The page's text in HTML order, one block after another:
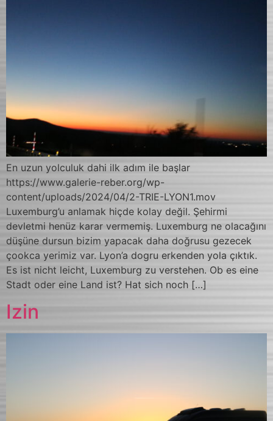
En uzun yolculuk dahi ilk adım ile başlar
https://www.galerie-reber.org/wp-
content/uploads/2024/04/2-TRIE-LYON1.mov
Luxemburg’u anlamak hiçde kolay değil. Şehirmi
devletmi henüz karar vermemiş. Luxemburg ne olacağını
düşüne dursun bizim yapacak daha doğrusu gezecek
çookca yerimiz var. Lyon’a dogru erkenden yola çıktık.
Es ist nicht leicht, Luxemburg zu verstehen. Ob es eine
Stadt oder eine Land ist? Hat sich noch […]
Izin